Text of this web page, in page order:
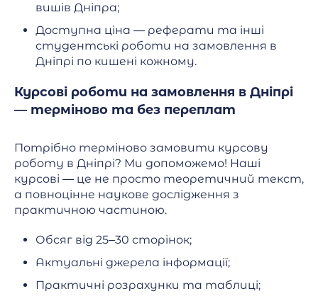
вишів Дніпра;
Доступна ціна — реферати та інші
студентські роботи на замовлення в
Дніпрі по кишені кожному.
Курсові роботи на замовлення в Дніпрі
— терміново та без переплат
Потрібно терміново замовити курсову
роботу в Дніпрі? Ми допоможемо! Наші
курсові — це не просто теоретичний текст,
а повноцінне наукове дослідження з
практичною частиною.
Обсяг від 25–30 сторінок;
Актуальні джерела інформації;
Практичні розрахунки та таблиці;